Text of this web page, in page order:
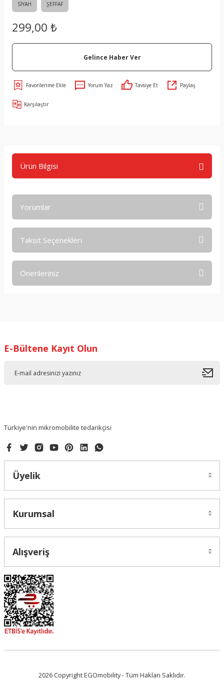
SİYAH ŞEFFAF
299,00 ₺
Gelince Haber Ver
Yorum Yaz Tavsiye Et Paylaş
Karşılaştır
Ürün Bilgisi
Yorumlar
Taksit Seçenekleri
Önerileriniz
Ürün resmi kalitesiz, bozuk veya görüntülenemiyor.
E-Bültene Kayıt Olun
Türkiye'nin mikromobilite tedarikçisi
Üyelik
Kurumsal
Alışveriş
2026 Copyright EGOmobility - Tüm Hakları Saklıdır.